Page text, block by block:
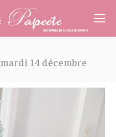
mardi 14 décembre